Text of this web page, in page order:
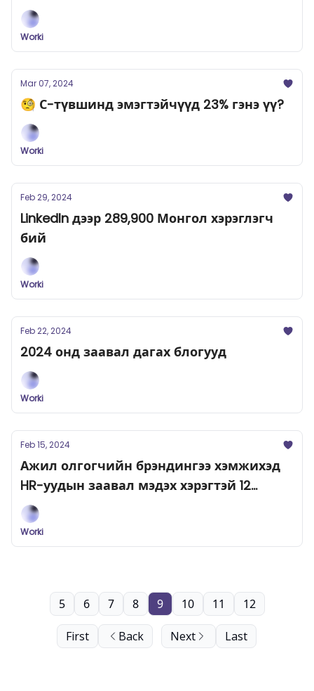
Worki
Mar 07, 2024
🧐 С-түвшинд эмэгтэйчүүд 23% гэнэ үү?
Worki
Feb 29, 2024
LinkedIn дээр 289,900 Монгол хэрэглэгч
бий
Worki
Feb 22, 2024
2024 онд заавал дагах блогууд
Worki
Feb 15, 2024
Ажил олгогчийн брэндингээ хэмжихэд
HR-уудын заавал мэдэх хэрэгтэй 12
хэмжүүр үзүүлэлт
Worki
First Back
5 6 7 8 9 10 11 12
Next Last